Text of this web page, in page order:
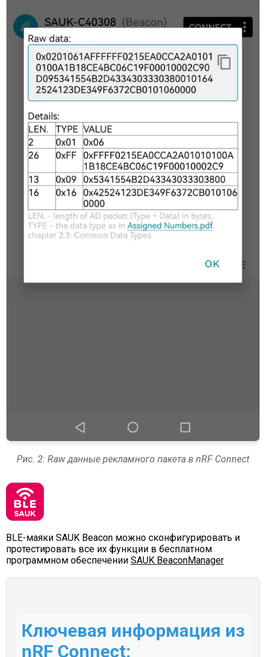
Рис. 2: Raw данные рекламного пакета в nRF Connect
BLE-маяки SAUK Beacon можно сконфигурировать и
протестировать все их функции в бесплатном
программном обеспечении SAUK BeaconManager
Ключевая информация из
nRF Connect: